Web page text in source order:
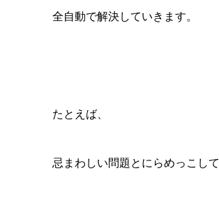
全自動で解決していきます。
たとえば、
忌まわしい問題とにらめっこして